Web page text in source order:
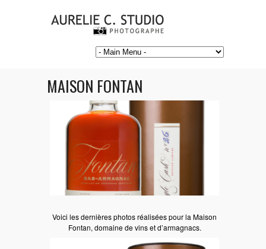
MAISON FONTAN
Voici les dernières photos réalisées pour la Maison
Fontan, domaine de vins et d’armagnacs.